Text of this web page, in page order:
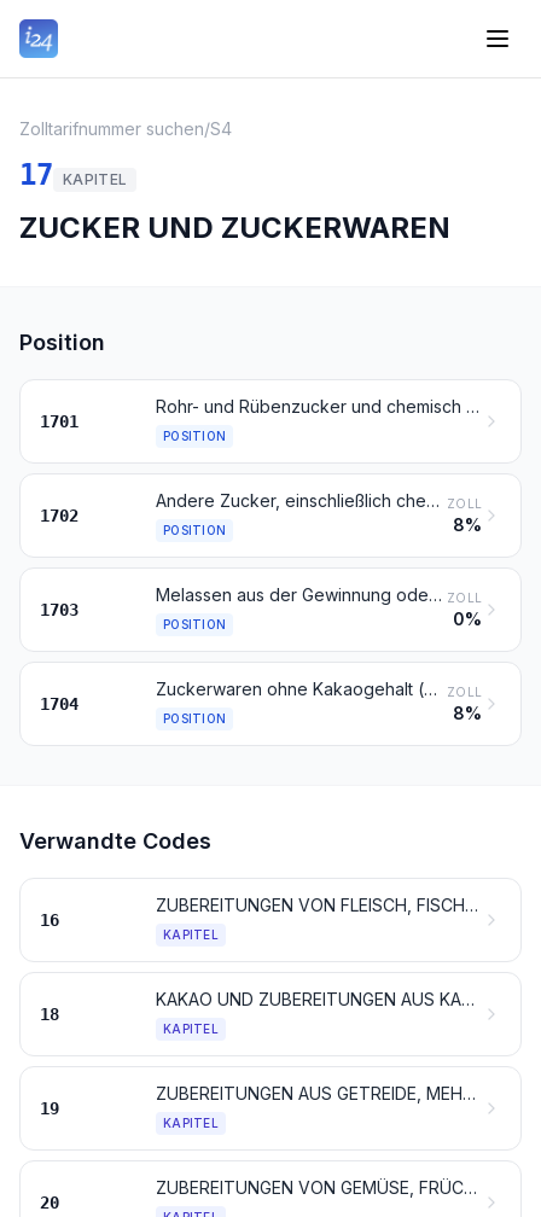
Zolltarifnummer suchen/S4
17 KAPITEL
ZUCKER UND ZUCKERWAREN
Position
1701
Rohr- und Rübenzucker und chemisch reine Saccharose, fest
POSITION
1702
Andere Zucker, einschließlich chemisch reine Lactose, Maltose, Glucose und Fructose, fest; Zuckersirupe, ohne Zusatz von Aroma- oder Farbstoffen; Invertzuckercreme, auch mit natürlichem Honig vermischt; Zucker und Melassen, karamellisiert
POSITION
ZOLL
8%
1703
Melassen aus der Gewinnung oder Raffination von Zucker
POSITION
ZOLL
0%
1704
Zuckerwaren ohne Kakaogehalt (einschließlich weiße Schokolade)
POSITION
ZOLL
8%
Verwandte Codes
16
ZUBEREITUNGEN VON FLEISCH, FISCHEN, KREBSTIEREN, WEICHTIEREN, ANDEREN WIRBELLOSEN WASSERTIEREN ODER VON INSEKTEN
KAPITEL
18
KAKAO UND ZUBEREITUNGEN AUS KAKAO
KAPITEL
19
ZUBEREITUNGEN AUS GETREIDE, MEHL, STÄRKE ODER MILCH; BACKWAREN
KAPITEL
20
ZUBEREITUNGEN VON GEMÜSE, FRÜCHTEN, NÜSSEN ODER ANDEREN PFLANZENTEILEN